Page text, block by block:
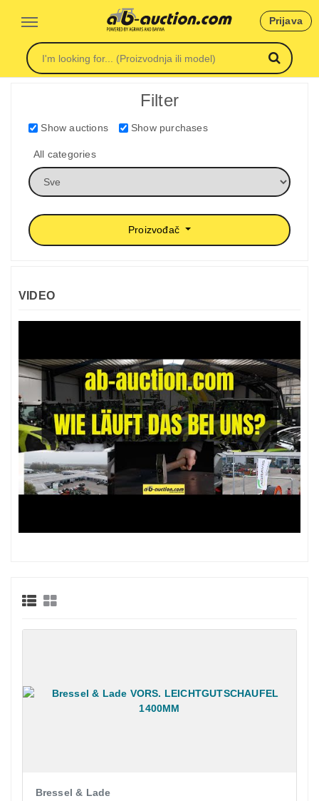
Prijava
Filter
Show auctions Show purchases
All categories
Proizvođač
VIDEO
Bressel & Lade